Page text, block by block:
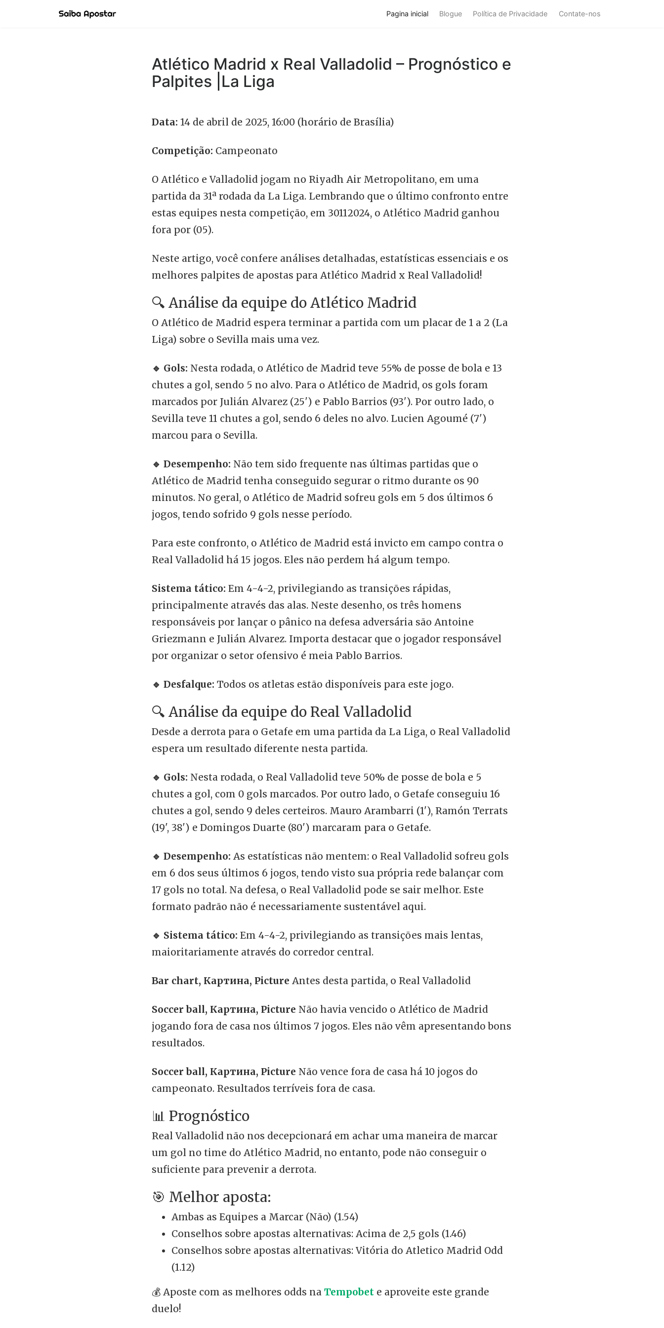
Pagina inicial Blogue Política de Privacidade Contate-nos
Atlético Madrid x Real Valladolid – Prognóstico e
Palpites |La Liga
Data: 14 de abril de 2025, 16:00 (horário de Brasília)
Competição: Campeonato
O Atlético e Valladolid jogam no Riyadh Air Metropolitano, em uma
partida da 31ª rodada da La Liga. Lembrando que o último confronto entre
estas equipes nesta competição, em 30112024, o Atlético Madrid ganhou
fora por (05).
Neste artigo, você confere análises detalhadas, estatísticas essenciais e os
melhores palpites de apostas para Atlético Madrid x Real Valladolid!
🔍 Análise da equipe do Atlético Madrid
O Atlético de Madrid espera terminar a partida com um placar de 1 a 2 (La
Liga) sobre o Sevilla mais uma vez.
🔹 Gols: Nesta rodada, o Atlético de Madrid teve 55% de posse de bola e 13
chutes a gol, sendo 5 no alvo. Para o Atlético de Madrid, os gols foram
marcados por Julián Alvarez (25') e Pablo Barrios (93'). Por outro lado, o
Sevilla teve 11 chutes a gol, sendo 6 deles no alvo. Lucien Agoumé (7')
marcou para o Sevilla.
🔹 Desempenho: Não tem sido frequente nas últimas partidas que o
Atlético de Madrid tenha conseguido segurar o ritmo durante os 90
minutos. No geral, o Atlético de Madrid sofreu gols em 5 dos últimos 6
jogos, tendo sofrido 9 gols nesse período.
Para este confronto, o Atlético de Madrid está invicto em campo contra o
Real Valladolid há 15 jogos. Eles não perdem há algum tempo.
Sistema tático: Em 4-4-2, privilegiando as transições rápidas,
principalmente através das alas. Neste desenho, os três homens
responsáveis por lançar o pânico na defesa adversária são Antoine
Griezmann e Julián Alvarez. Importa destacar que o jogador responsável
por organizar o setor ofensivo é meia Pablo Barrios.
🔹 Desfalque: Todos os atletas estão disponíveis para este jogo.
🔍 Análise da equipe do Real Valladolid
Desde a derrota para o Getafe em uma partida da La Liga, o Real Valladolid
espera um resultado diferente nesta partida.
🔹 Gols: Nesta rodada, o Real Valladolid teve 50% de posse de bola e 5
chutes a gol, com 0 gols marcados. Por outro lado, o Getafe conseguiu 16
chutes a gol, sendo 9 deles certeiros. Mauro Arambarri (1'), Ramón Terrats
(19', 38') e Domingos Duarte (80') marcaram para o Getafe.
🔹 Desempenho: As estatísticas não mentem: o Real Valladolid sofreu gols
em 6 dos seus últimos 6 jogos, tendo visto sua própria rede balançar com
17 gols no total. Na defesa, o Real Valladolid pode se sair melhor. Este
formato padrão não é necessariamente sustentável aqui.
🔹 Sistema tático: Em 4-4-2, privilegiando as transições mais lentas,
maioritariamente através do corredor central.
Bar chart, Картина, Picture Antes desta partida, o Real Valladolid
Soccer ball, Картина, Picture Não havia vencido o Atlético de Madrid
jogando fora de casa nos últimos 7 jogos. Eles não vêm apresentando bons
resultados.
Soccer ball, Картина, Picture Não vence fora de casa há 10 jogos do
campeonato. Resultados terríveis fora de casa.
📊 Prognóstico
Real Valladolid não nos decepcionará em achar uma maneira de marcar
um gol no time do Atlético Madrid, no entanto, pode não conseguir o
suficiente para prevenir a derrota.
🎯 Melhor aposta:
Ambas as Equipes a Marcar (Não) (1.54)
Conselhos sobre apostas alternativas: Acima de 2,5 gols (1.46)
Conselhos sobre apostas alternativas: Vitória do Atletico Madrid Odd
(1.12)
💰 Aposte com as melhores odds na Tempobet e aproveite este grande
duelo!